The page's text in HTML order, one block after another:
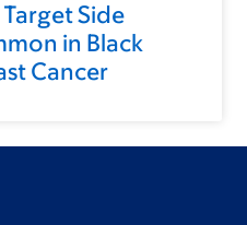
Target Side
in Black
Cancer